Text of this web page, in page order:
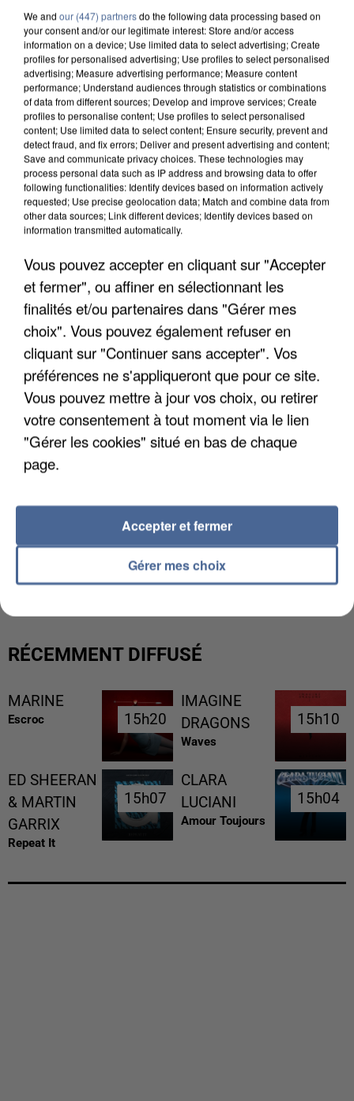
INTERPELLÉ EN ALGÉRIE
UNE TOURISTE DE L’OISE EMPORTÉE PAR UNE
COULÉE DE BOUE EN HAUTE-SAVOIE
RÉCEMMENT DIFFUSÉ
MARINE
Escroc 15h20
15h20
IMAGINE
DRAGONS
Waves
15h10
15h10
ED SHEERAN
& MARTIN
GARRIX
Repeat It
15h07
15h07
CLARA
LUCIANI
Amour Toujours
15h04
15h04
We and our (447) partnersdo the following data processing based on
your consent and/or our legitimate interest: Store and/or access
information on a device; Use limited data to select advertising; Create
profiles for personalised advertising; Use profiles to select personalised
advertising; Measure advertising performance; Measure content
performance; Understand audiences through statistics or combinations
of data from different sources; Develop and improve services; Create
profiles to personalise content; Use profiles to select personalised
content; Use limited data to select content; Ensure security, prevent and
detect fraud, and fix errors; Deliver and present advertising and content;
Save and communicate privacy choices. These technologies may
process personal data such as IP address and browsing data to offer
following functionalities: Identify devices based on information actively
requested; Use precise geolocation data; Match and combine data from
other data sources; Link different devices; Identify devices based on
information transmitted automatically.
Vous pouvez accepter en cliquant sur "Accepter
et fermer", ou affiner en sélectionnant les
finalités et/ou partenaires dans "Gérer mes
choix". Vous pouvez également refuser en
cliquant sur "Continuer sans accepter". Vos
préférences ne s'appliqueront que pour ce site.
Vous pouvez mettre à jour vos choix, ou retirer
votre consentement à tout moment via le lien
"Gérer les cookies" situé en bas de chaque
page.
Gérer mes choix
Accepter et fermer